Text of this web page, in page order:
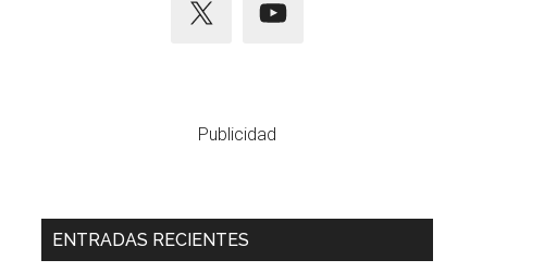
Publicidad
ENTRADAS RECIENTES